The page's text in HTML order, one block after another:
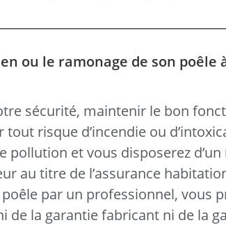
ou le ramonage de son poêle
sécurité, maintenir le bon
risque d’incendie ou
pollution et vous disposerez
au titre de l’assurance
par un professionnel, vous
de la garantie fabricant ni de la